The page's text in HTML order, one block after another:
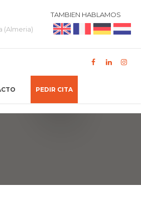
(Almeria)
TAMBIEN HABLAMOS
PEDIR CITA